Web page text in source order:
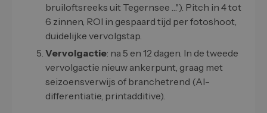
bruiloftsreeks uit Tegernsee …"). Pitch in 4 tot
6 zinnen, ROI in gespaard tijd per fotoshoot,
duidelijke vervolgstap.
Vervolgactie: na 5 en 12 dagen. In de tweede
vervolgactie nieuw ankerpunt, graag met
seizoensverwijs of branchetrend (AI-
differentiatie, printadditive).